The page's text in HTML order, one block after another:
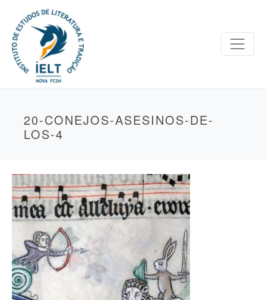
20-CONEJOS-ASESINOS-DE-
LOS-4